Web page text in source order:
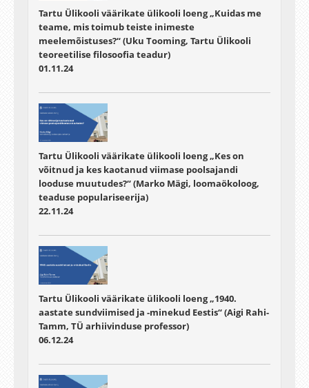
Tartu Ülikooli väärikate ülikooli loeng „Kuidas me
teame, mis toimub teiste inimeste
meelemõistuses?“ (Uku Tooming, Tartu Ülikooli
teoreetilise filosoofia teadur)
01.11.24
Tartu Ülikooli väärikate ülikooli loeng „Kes on
võitnud ja kes kaotanud viimase poolsajandi
looduse muutudes?“ (Marko Mägi, loomaökoloog,
teaduse populariseerija)
22.11.24
Tartu Ülikooli väärikate ülikooli loeng „1940.
aastate sundviimised ja -minekud Eestis“ (Aigi Rahi-
Tamm, TÜ arhiivinduse professor)
06.12.24